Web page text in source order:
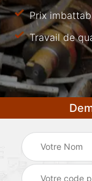
Prix
Travail de